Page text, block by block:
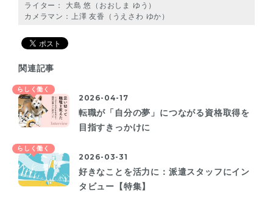
ライター： 大島 悠（おおしま ゆう）
カメラマン：上澤 友香（うえさわ ゆか）
関連記事
2026-04-17
転職が「自分の夢」につながる資格取得を
目指すきっかけに
らしく働く
2026-03-31
好きなことを活力に：派遣スタッフにイン
タビュー【特集】
らしく働く